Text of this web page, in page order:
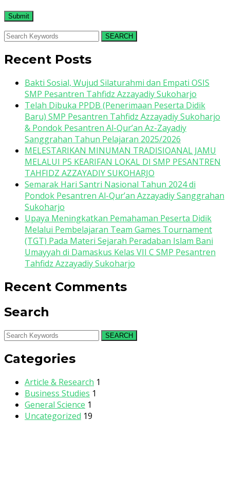
SEARCH
Recent Posts
Bakti Sosial, Wujud Silaturahmi dan Empati OSIS
SMP Pesantren Tahfidz Azzayadiy Sukoharjo
Telah Dibuka PPDB (Penerimaan Peserta Didik
Baru) SMP Pesantren Tahfidz Azzayadiy Sukoharjo
& Pondok Pesantren Al-Qur’an Az-Zayadiy
Sanggrahan Tahun Pelajaran 2025/2026
MELESTARIKAN MINUMAN TRADISIOANAL JAMU
MELALUI P5 KEARIFAN LOKAL DI SMP PESANTREN
TAHFIDZ AZZAYADIY SUKOHARJO
Semarak Hari Santri Nasional Tahun 2024 di
Pondok Pesantren Al-Qur’an Azzayadiy Sanggrahan
Sukoharjo
Upaya Meningkatkan Pemahaman Peserta Didik
Melalui Pembelajaran Team Games Tournament
(TGT) Pada Materi Sejarah Peradaban Islam Bani
Umayyah di Damaskus Kelas VII C SMP Pesantren
Tahfidz Azzayadiy Sukoharjo
Recent Comments
Search
SEARCH
Categories
Article & Research 1
Business Studies 1
General Science 1
Uncategorized 19